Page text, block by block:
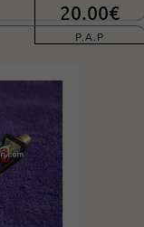
20.00€
P.A.P